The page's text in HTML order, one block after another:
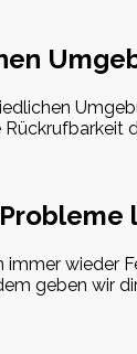
wieder
geben wir